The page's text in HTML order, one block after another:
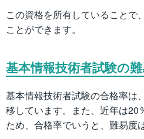
この資格を所有していることで
ことができます。
基本情報技術者試験の
基本情報技術者試験の合格率は、
移しています。また、近年は20
ため、合格率でいうと、難易度